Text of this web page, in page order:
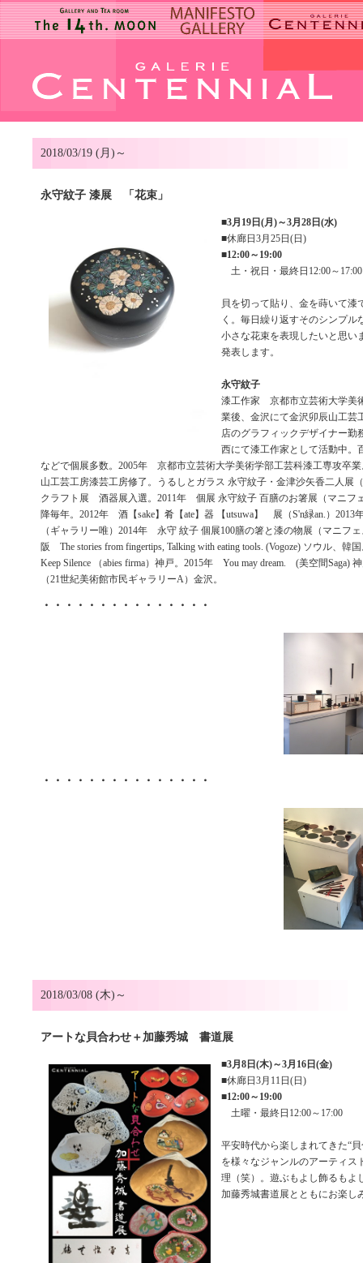
2018/03/19 (月)～
永守紋子 漆展 「花束」
■3月19日(月)～3月28日(水)
■休廊日3月25日(日)
■12:00～19:00
土・祝日・最終日12:00～17:00
貝を切って貼り、金を蒔いて漆
く。毎日繰り返すそのシンプル
小さな花束を表現したいと思い
発表します。
永守紋子
漆工作家 京都市立芸術大学美
業後、金沢にて金沢卯辰山工芸
店のグラフィックデザイナー勤
西にて漆工作家として活動中。
などで個展多数。2005年 京都市立芸術大学美術学部工芸科漆工専攻卒
山工芸工房漆芸工房修了。うるしとガラス 永守紋子・金津沙矢香二人展
クラフト展 酒器展入選。2011年 個展 永守紋子 百膳のお箸展（マニフ
降毎年。2012年 酒【sake】肴【ate】器 【utsuwa】 展（S'n緑an.）
（ギャラリー唯）2014年 永守 紋子 個展100膳の箸と漆の物展（マニフ
阪 The stories from fingertips, Talking with eating tools. (Vogoze) ソウル、韓
Keep Silence （abies firma）神戸。2015年 You may dream. (美空間
（21世紀美術館市民ギャラリーA）金沢。
・・・・・・・・・・・・・・・
・・・・・・・・・・・・・・・
2018/03/08 (木)～
アートな貝合わせ＋加藤秀城 書道展
■3月8日(木)～3月16日(金)
■休廊日3月11日(日)
■12:00～19:00
土曜・最終日12:00～17:00
平安時代から楽しまれてきた“
を様々なジャンルのアーティス
理（笑）。遊ぶもよし飾るもよ
加藤秀城書道展とともにお楽し